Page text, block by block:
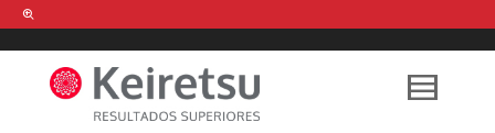
Help me Dante! I'm looking for new
shirts in a size medium
that cost
between £ . Show me all the